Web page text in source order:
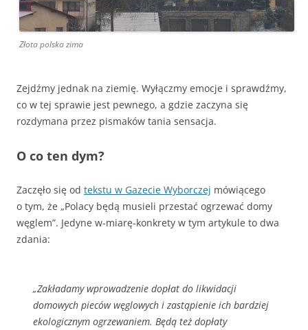
Złota polska zima
Zejdźmy jednak na ziemię. Wyłączmy emocje i sprawdźmy,
co w tej sprawie jest pewnego, a gdzie zaczyna się
rozdymana przez pismaków tania sensacja.
O co ten dym?
Zaczęło się od tekstu w Gazecie Wyborczej mówiącego
o tym, że „Polacy będą musieli przestać ogrzewać domy
węglem”. Jedyne w-miarę-konkrety w tym artykule to dwa
zdania:
„Zakładamy wprowadzenie dopłat do likwidacji
domowych pieców węglowych i zastąpienie ich bardziej
ekologicznym ogrzewaniem. Będą też dopłaty